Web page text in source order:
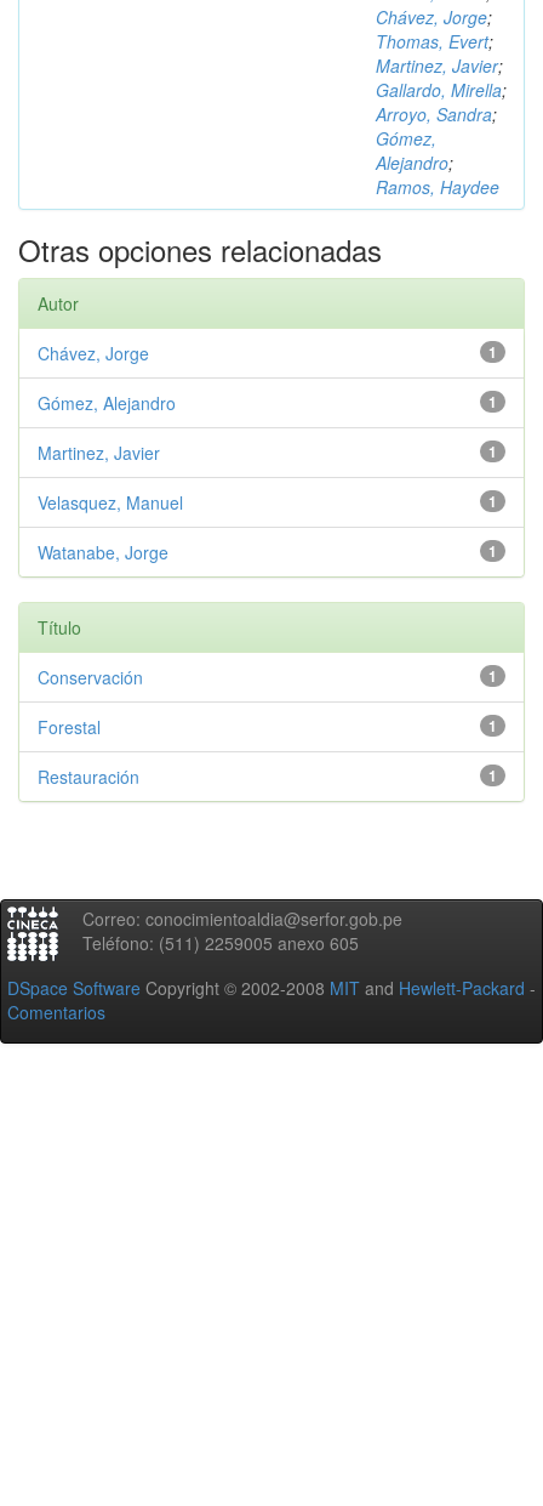
Chávez, Jorge;
Thomas, Evert;
Martinez, Javier;
Gallardo, Mirella;
Arroyo, Sandra;
Gómez,
Alejandro;
Ramos, Haydee
Otras opciones relacionadas
Autor
1
Chávez, Jorge
1
Gómez, Alejandro
1
Martinez, Javier
1
Velasquez, Manuel
1
Watanabe, Jorge
Título
1
Conservación
1
Forestal
1
Restauración
Correo: conocimientoaldia@serfor.gob.pe
Teléfono: (511) 2259005 anexo 605
DSpace Software Copyright © 2002-2008 MIT and Hewlett-Packard -
Comentarios